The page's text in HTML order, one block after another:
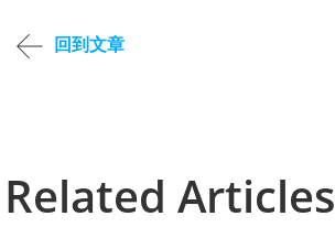
回到文章
Related Articles